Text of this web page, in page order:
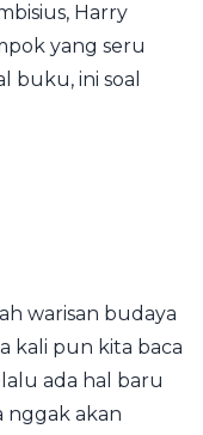
Harry
yang seru
buku, ini soal
warisan budaya
kali pun kita baca
ada hal baru
nggak akan